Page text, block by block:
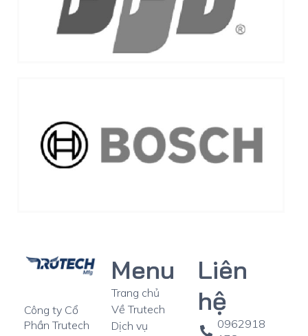
Công ty Cổ
Phần Trutech
Menu
Trang chủ
Về Trutech
Dịch vụ
Liên
hệ
0962918